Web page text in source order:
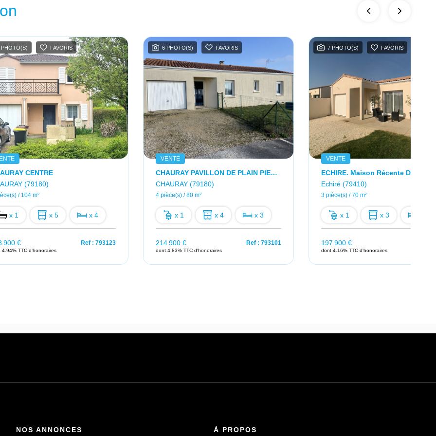
PHOTO(S) FAVORIS
CENTRE
(79180)
/ 104 m²
x 1 x 5 x 4
900 €
4.94% TTC d'honoraires
Ref : 793123
6 PHOTO(S) FAVORIS
VENTE
CHAURAY PAVILLON DE PLAIN PIED 3 CHAMBRES 80 M2
CHAURAY (79180)
4 pièce(s) / 80 m²
x 1 x 4 x 3
214 900 €
dont 4.83% TTC d'honoraires
Ref : 793101
7 PHOTO(S) FAVORIS
VENTE
Echiré (79410)
3 pièce(s) / 70 m²
x 1 x 3
197 900 €
dont 4.16% TTC d'honoraires
NOS ANNONCES À PROPOS